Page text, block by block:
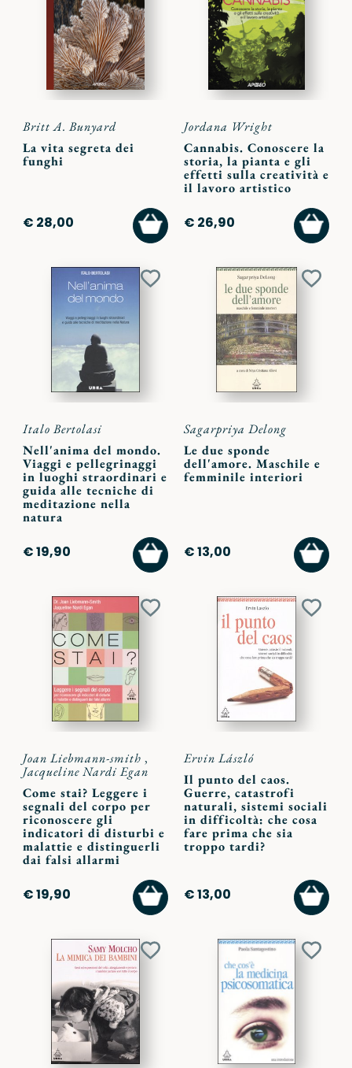
Britt A. Bunyard
La vita segreta dei
funghi
€ 28,00
AGGIUNGI
AL
CARRELLO
Jordana Wright
Cannabis. Conoscere la
storia, la pianta e gli
effetti sulla creatività e
il lavoro artistico
€ 26,90
AL
Aggiungi
Italo Bertolasi
Nell'anima del mondo.
Viaggi e pellegrinaggi
in luoghi straordinari e
guida alle tecniche di
meditazione nella
natura
€ 19,90
AGGIUNGI
AL
CARRELLO
Sagarpriya Delong
Le due sponde
dell'amore. Maschile e
femminile interiori
€ 13,00
AL
Aggiungi
Joan Liebmann-smith ,
Jacqueline Nardi Egan
Come stai? Leggere i
segnali del corpo per
riconoscere gli
indicatori di disturbi e
malattie e distinguerli
dai falsi allarmi
€ 19,90
AGGIUNGI
AL
CARRELLO
Ervin László
Il punto del caos.
Guerre, catastrofi
naturali, sistemi sociali
in difficoltà: che cosa
fare prima che sia
troppo tardi?
€ 13,00
AL
Aggiungi